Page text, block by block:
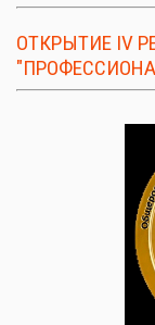
ОТКРЫТИЕ IV